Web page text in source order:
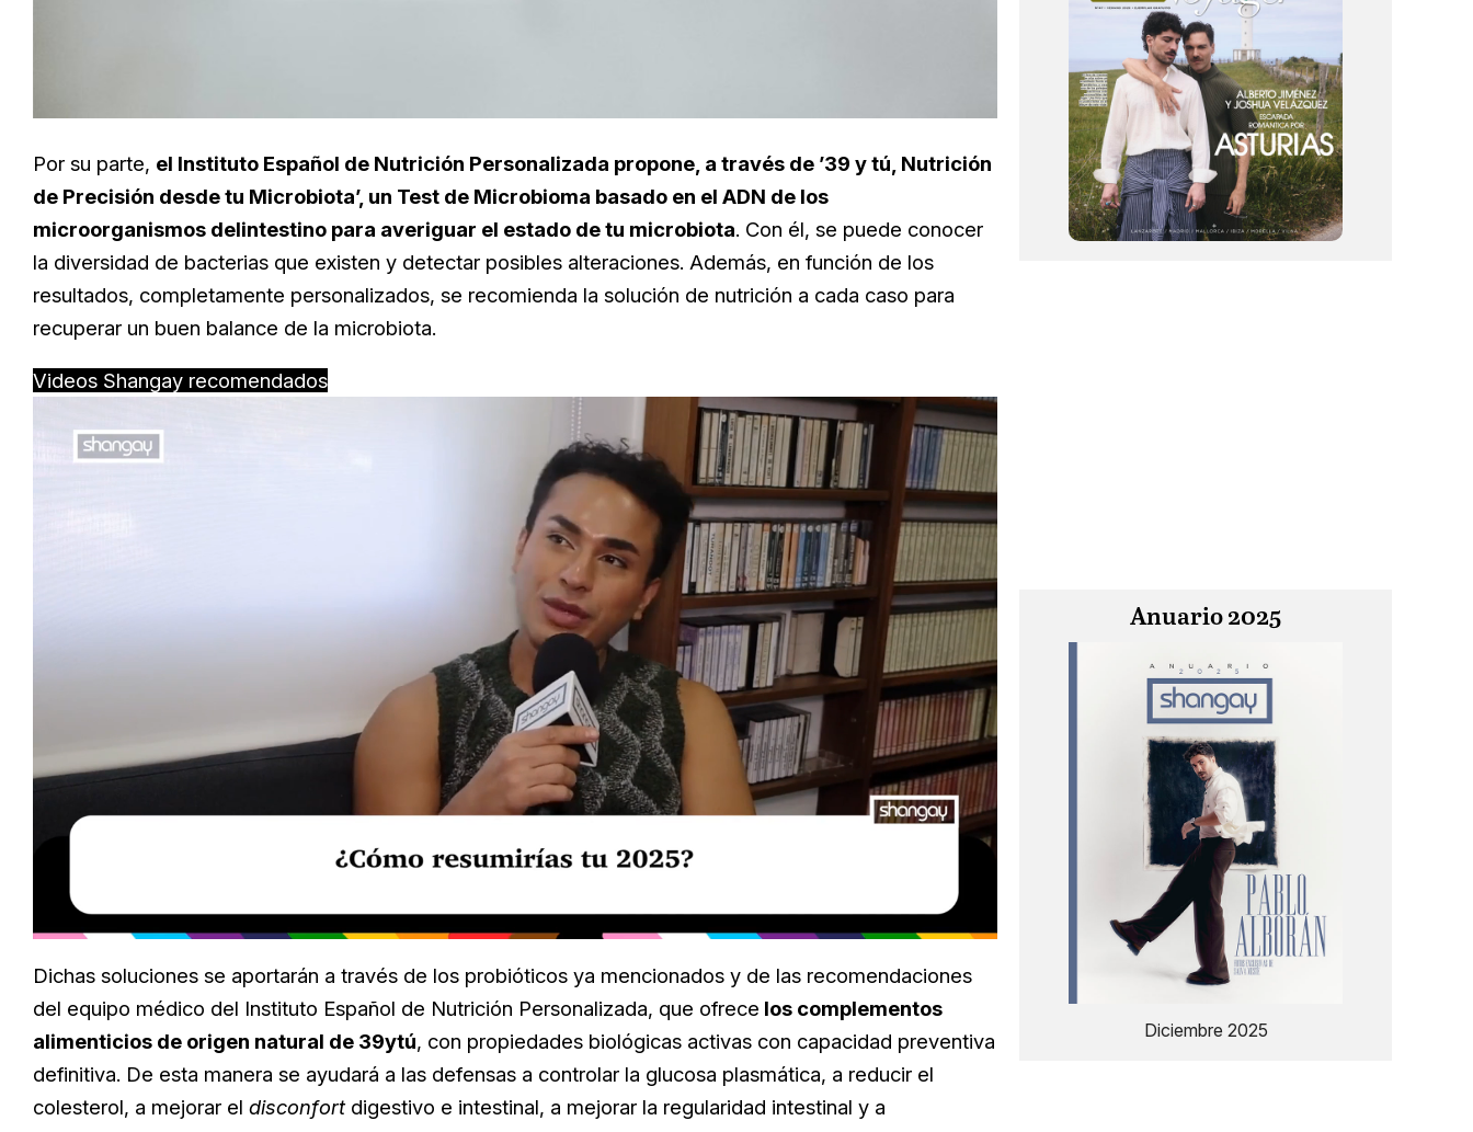
Por su parte, el Instituto Español de Nutrición Personalizada propone, a través de ’39 y tú, Nutrición
de Precisión desde tu Microbiota’, un Test de Microbioma basado en el ADN de los
microorganismos delintestino para averiguar el estado de tu microbiota. Con él, se puede conocer
la diversidad de bacterias que existen y detectar posibles alteraciones. Además, en función de los
resultados, completamente personalizados, se recomienda la solución de nutrición a cada caso para
recuperar un buen balance de la microbiota.
Videos Shangay recomendados
40.09%
Dichas soluciones se aportarán a través de los probióticos ya mencionados y de las recomendaciones
del equipo médico del Instituto Español de Nutrición Personalizada, que ofrece los complementos
alimenticios de origen natural de 39ytú, con propiedades biológicas activas con capacidad preventiva
definitiva. De esta manera se ayudará a las defensas a controlar la glucosa plasmática, a reducir el
colesterol, a mejorar el disconfortdigestivo e intestinal, a mejorar la regularidad intestinal y a
Anuario 2025
Diciembre 2025